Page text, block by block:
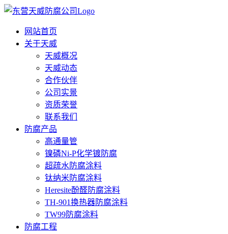
网站首页
关于天威
天威概况
天威动态
合作伙伴
公司实景
资质荣誉
联系我们
防腐产品
高通量管
镍磷Ni-P化学镀防腐
超疏水防腐涂料
钛纳米防腐涂料
Heresite酚醛防腐涂料
TH-901换热器防腐涂料
TW99防腐涂料
防腐工程